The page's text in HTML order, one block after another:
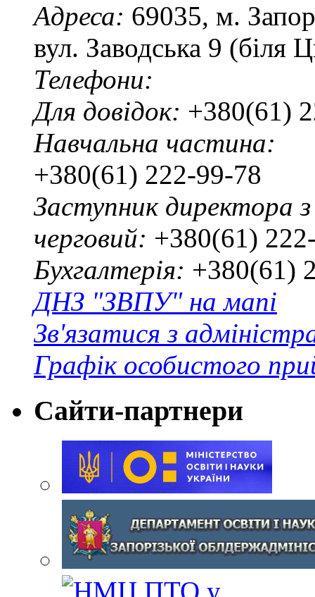
Адреса: 69035, м.
вул. Заводська 9 (біля
Телефони:
Для довідок: +380(61)
Навчальна частина:
+380(61) 222-99-78
Заступник директора
черговий: +380(61)
Бухгалтерія: +380(61)
ДНЗ "ЗВПУ" на мапі
Зв'язатися з
Графік особистого
Сайти-партнери